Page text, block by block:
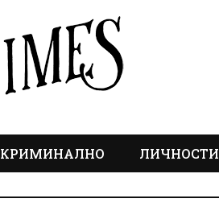
КРИМИНАЛНО ЛИЧНОСТИ